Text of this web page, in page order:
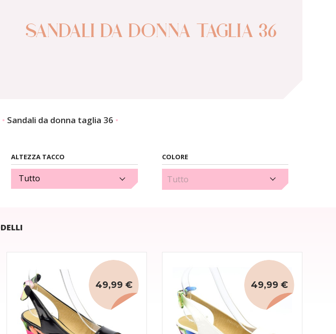
SANDALI DA DONNA TAGLIA 36
Sandali da donna taglia 36
ALTEZZA TACCO
Tutto
COLORE
Nero (2)
49,99 € 49,99 €